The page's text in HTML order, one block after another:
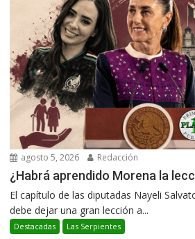
agosto 5, 2026 Redacción
¿Habrá aprendido Morena la
El capítulo de las diputadas Nayeli
debe dejar una gran lección a...
Destacadas Las Serpientes